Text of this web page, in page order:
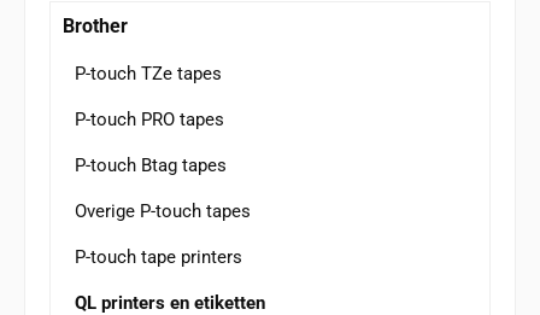
Brother
P-touch TZe tapes
P-touch PRO tapes
P-touch Btag tapes
Overige P-touch tapes
P-touch tape printers
QL printers en etiketten